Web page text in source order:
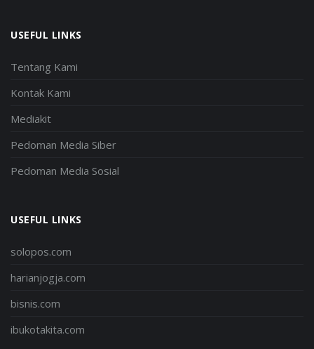
USEFUL LINKS
Tentang Kami
Kontak Kami
Mediakit
Pedoman Media Siber
Pedoman Media Sosial
USEFUL LINKS
solopos.com
harianjogja.com
bisnis.com
ibukotakita.com